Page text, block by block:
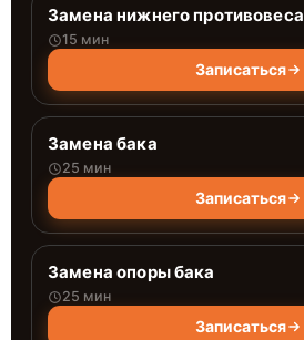
Замена нижнего противовеса
15 мин
Записаться
Замена бака
25 мин
Записаться
Замена опоры бака
25 мин
Записаться